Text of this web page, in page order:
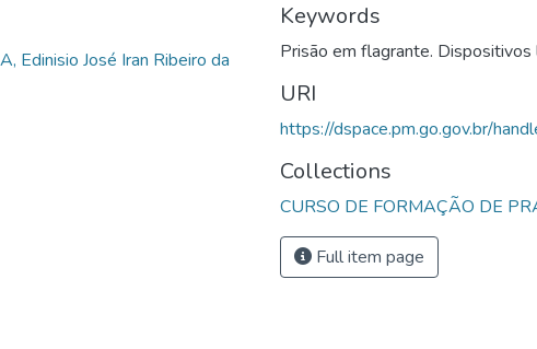
Edinisio José Iran Ribeiro da
Keywords
Prisão em flagrante.
URI
https://dspace.pm.go.gov.br/
Collections
CURSO DE FORMAÇÃO DE
Full item page